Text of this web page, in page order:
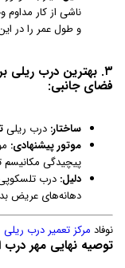
ناشی از کار
و طول عمر را در
۳. بهترین درب
فضای جانبی:
ساختار: درب ریلی
موتور پیشنهادی:
پیچیدگی مکانیسم
دلیل: درب تلسکوپی
دهانه‌های عریض
نوفاد مرکز تعمیر درب ریلی
توصیه نهایی مهر درب